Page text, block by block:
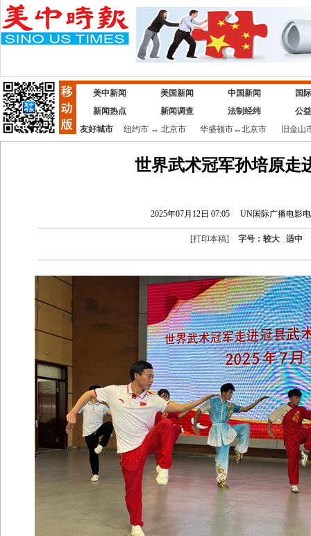
美中新闻 美国新闻 中国新闻
国
新闻热点
新闻调查 法制经纬
公
友好城市
纽约市↔ 北京市 华盛顿市↔北京市 旧金山
世界武术冠军孙培原走
2025年07月12日 07:05 UN国际广播电影
[打印本稿] 字号： 较大 适中